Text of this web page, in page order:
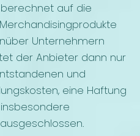
auf die
Unternehmern
der Anbieter dann nur
und
eine Haftung